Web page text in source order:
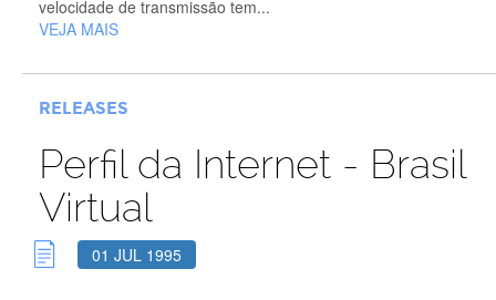
velocidade de transmissão tem...
VEJA MAIS
RELEASES
Perfil da Internet - Brasil
Virtual
01 JUL 1995